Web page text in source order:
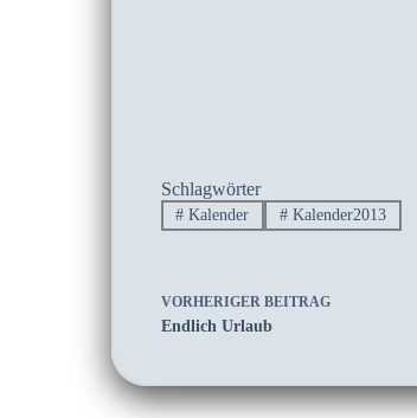
Schlagwörter
# Kalender # Kalender2013
VORHERIGER BEITRAG
Endlich Urlaub